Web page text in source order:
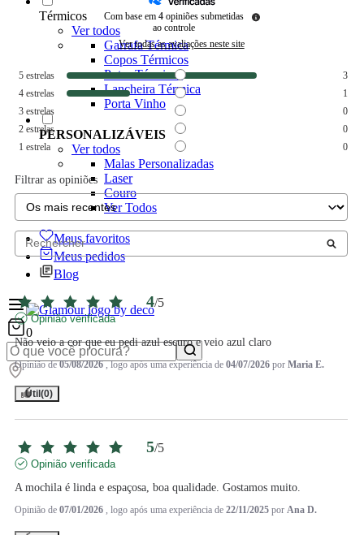
Térmicos
Ver todos
Garrafa Térmica
Copos Térmicos
Potes Térmicos
Lancheira Térmica
Porta Vinho
PERSONALIZÁVEIS
Ver todos
Malas Personalizadas
Laser
Couro
Ver Todos
Meus favoritos
Meus pedidos
Blog
0
Com base em4 opiniões submetidas
ao controle
Ver todas as avaliações neste site
5 estrelas
3
4 estrelas
1
3 estrelas
0
2 estrelas
0
1 estrela 0
Filtrar as opiniões
4/5
Opinião verificada
Não veio a cor que eu pedi azul escuro e veio azul claro
Opinião de05/08/2026 , logo após uma experiência de 04/07/2026 por Maria E.
Útil(0)
5/5
Opinião verificada
A mochila é linda e espaçosa, boa qualidade. Gostamos muito.
Opinião de 07/01/2026 , logo após uma experiência de 22/11/2025 por Ana D.